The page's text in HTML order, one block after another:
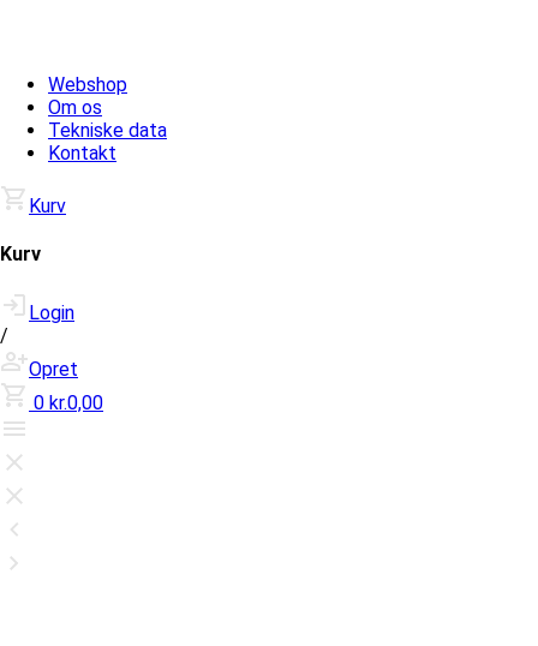
Webshop
Om os
Tekniske data
Kontakt
Kurv
Kurv
Login
/
Opret
0 kr.0,00